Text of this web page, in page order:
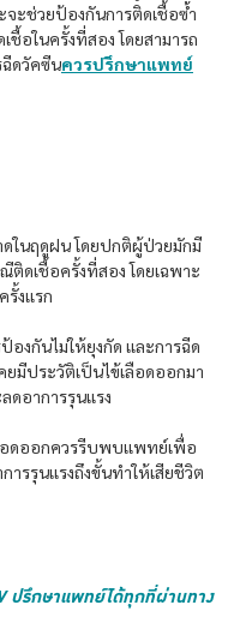
จะช่วยป้องกันการติดเชื้อซ้ำ
เชื้อในครั้งที่สอง โดยสามารถ
ฉีดวัคซีนควรปรึกษาแพทย์
ดในฤดูฝน โดยปกติผู้ป่วยมักมี
ณีติดเชื้อครั้งที่สอง โดยเฉพาะ
งเเรก
งกันไม่ให้ยุงกัด เเละการฉีด
มีประวัติเป็นไข้เลือดออกมา
อาการรุนเเรง
อดออกควรรีบพบเเพทย์เพื่อ
รรุนเเรงถึงขั้นทำให้เสียชีวิต
ปรึกษาแพทย์ได้ทุกที่ผ่านทาง